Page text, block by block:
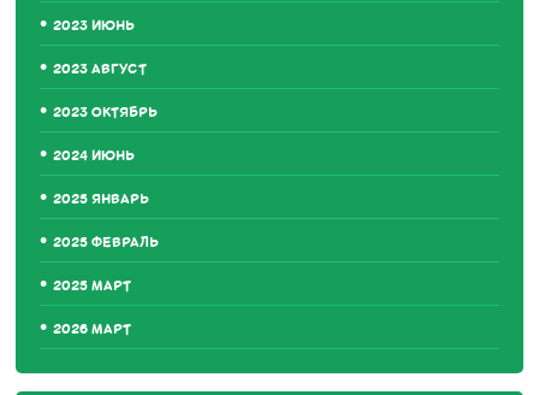
2023 ИЮНЬ
2023 АВГУСТ
2023 ОКТЯБРЬ
2024 ИЮНЬ
2025 ЯНВАРЬ
2025 ФЕВРАЛЬ
2025 МАРТ
2026 МАРТ